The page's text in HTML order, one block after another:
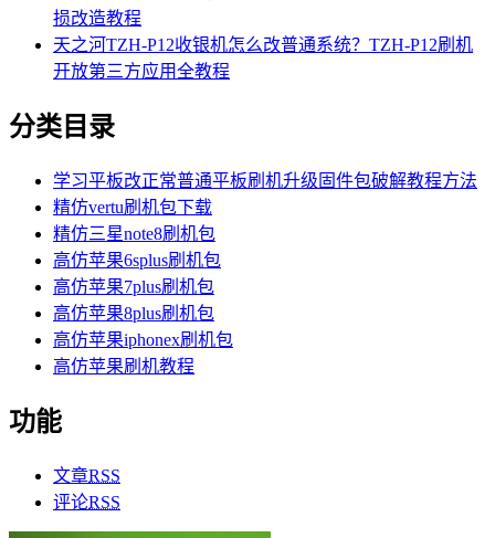
损改造教程
天之河TZH-P12收银机怎么改普通系统？TZH-P12刷机
开放第三方应用全教程
分类目录
学习平板改正常普通平板刷机升级固件包破解教程方法
精仿vertu刷机包下载
精仿三星note8刷机包
高仿苹果6splus刷机包
高仿苹果7plus刷机包
高仿苹果8plus刷机包
高仿苹果iphonex刷机包
高仿苹果刷机教程
功能
文章RSS
评论RSS